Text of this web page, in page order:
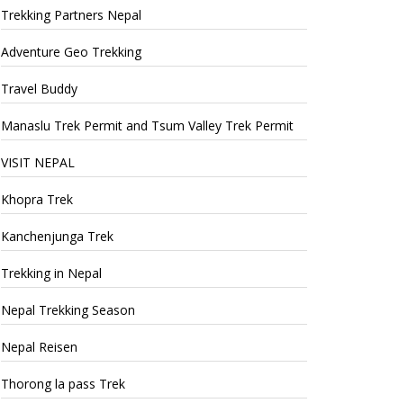
Trekking Partners Nepal
Adventure Geo Trekking
Travel Buddy
Manaslu Trek Permit and Tsum Valley Trek Permit
VISIT NEPAL
Khopra Trek
Kanchenjunga Trek
Trekking in Nepal
Nepal Trekking Season
Nepal Reisen
Thorong la pass Trek